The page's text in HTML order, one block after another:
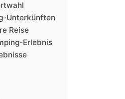
Unterkünften
Reise
Erlebnis